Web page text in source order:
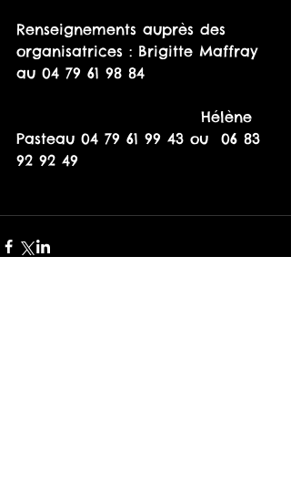
Renseignements auprès des
organisatrices : Brigitte Maffray
au 04 79 61 98 84
Pasteau 04 79 61 99 43 ou  06 83
92 92 49